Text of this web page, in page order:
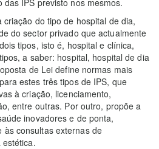
IPS previsto nos mesmos.
do tipo de hospital de dia,
do sector privado que actualmente
tipos, isto é, hospital e clínica,
a saber: hospital, hospital de dia
de Lei define normas mais
estes três tipos de IPS, que
à criação, licenciamento,
entre outras. Por outro, propõe a
inovadores e de ponta,
às consultas externas de